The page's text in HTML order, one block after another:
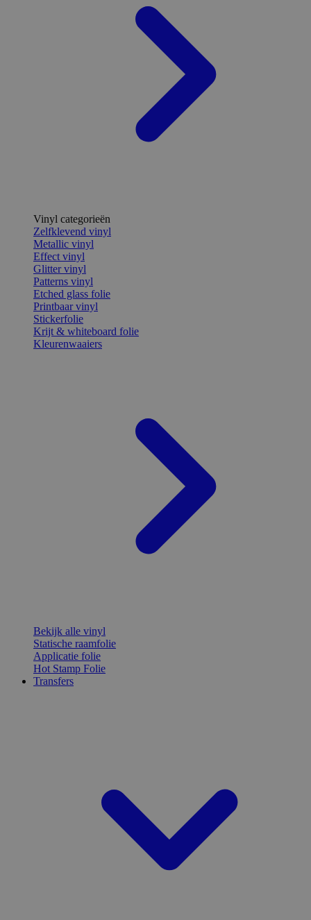
Vinyl categorieën
Zelfklevend vinyl
Metallic vinyl
Effect vinyl
Glitter vinyl
Patterns vinyl
Etched glass folie
Printbaar vinyl
Stickerfolie
Krijt & whiteboard folie
Kleurenwaaiers
Bekijk alle vinyl
Statische raamfolie
Applicatie folie
Hot Stamp Folie
Transfers